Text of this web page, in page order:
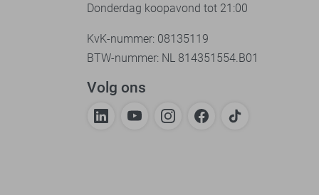
Donderdag koopavond tot 21:00
KvK-nummer: 08135119
BTW-nummer: NL 814351554.B01
Volg ons